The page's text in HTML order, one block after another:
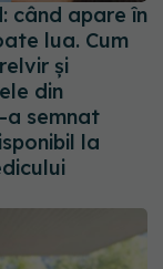
când apare în
lua. Cum
și
din
a semnat
la